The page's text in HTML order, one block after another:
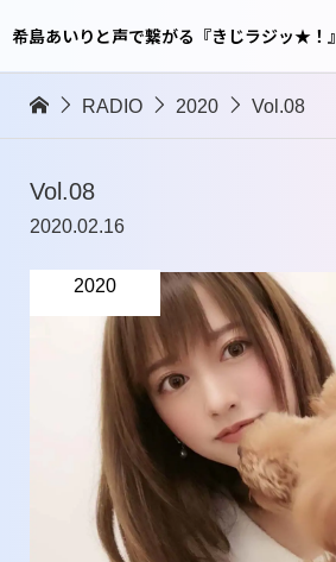
希島あいりと声で繋がる『きじラジッ★！』
RADIO 2020 Vol.08
Vol.08
2020.02.16
2020